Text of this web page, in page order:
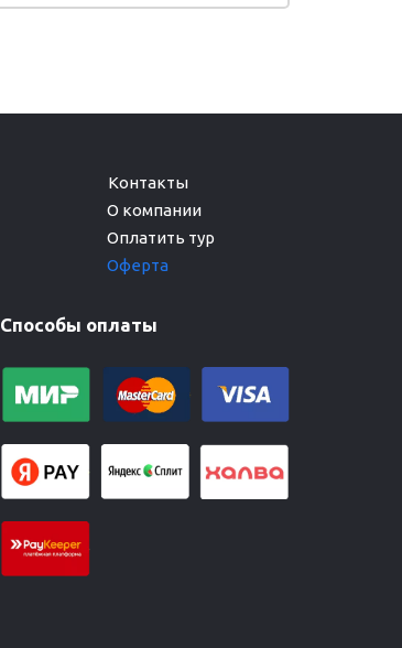
Контакты
О компании
Оплатить тур
Оферта
Способы оплаты